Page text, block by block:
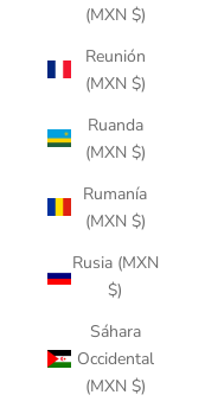
(MXN $)
Reunión
(MXN $)
Ruanda
(MXN $)
Rumanía
(MXN $)
Rusia (MXN
$)
Sáhara
Occidental
(MXN $)